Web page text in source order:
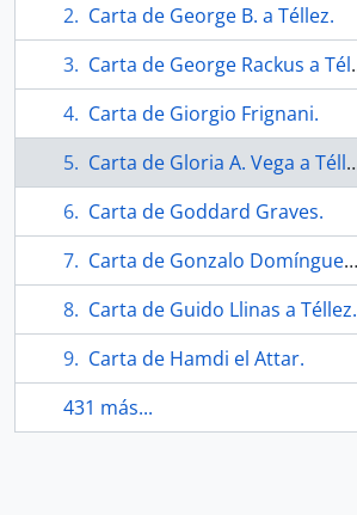
Carta de George B. a Téllez.
Carta de George Rackus a Téllez.
Carta de Giorgio Frignani.
Carta de Gloria A. Vega a Téllez.
Carta de Goddard Graves.
Carta de Gonzalo Domínguez Cabrera a Téllez.
Carta de Guido Llinas a Téllez.
Carta de Hamdi el Attar.
431 más...